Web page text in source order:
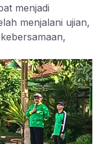
menjadi
menjalani ujian,